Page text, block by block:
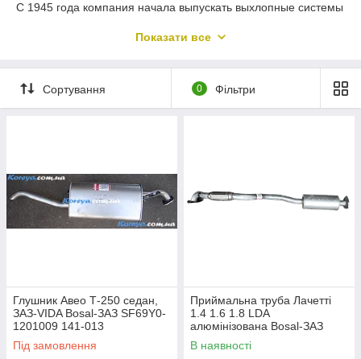
С 1945 года компания начала выпускать выхлопные системы
поставщиком запчастей на конвейеры таких производителей
собственности компании 4 исследовательских центра и
около 31 завода, расположенных по всему миру. Вся
продукція фірми BOSAL сертифікована відповідно до
Ланос, ЗАЗ Віда (Шевроле Авео), ЗАЗ Форза.
Показати все
Сортування 0 Фільтри
Глушник Авео Т-250 седан,
ЗАЗ-VIDA Bosal-ЗАЗ SF69Y0-
1201009 141-013
Під замовлення
Приймальна труба Лачетті
1.4 1.6 1.8 LDA
алюмінізована Bosal-ЗАЗ
279-471L-01 (під лямбда
зонд)
В наявності